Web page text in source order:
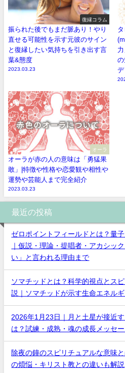
復縁コラム
振られた後でもまだ脈あり！やり
直せる可能性を示す元彼のサイン
と復縁したい気持ちを引き出す言
葉&態度
2023.03.23
の
デ
オーラ
オーラが赤の人の意味は「勇猛果
敢」|特徴や性格や恋愛観や相性や
運勢や芸能人まで完全紹介
2023.03.23
最近の投稿
ゼロポイントフィールドとは？量
｜仮説・理論・提唱者・アカシッ
い」と言われる理由まで
ソマチッドとは？科学的視点とス
説｜ソマチッドが示す生命エネル
2026年1月23日｜月と土星が接近
は？試練・成熟・魂の成長メッセ
除夜の鐘のスピリチュアルな意味
の煩悩・キリスト教との違いも解説